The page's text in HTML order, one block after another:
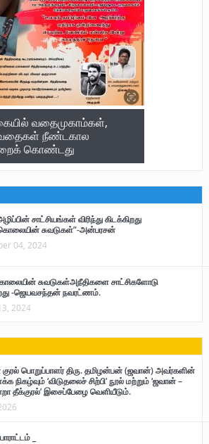
வதைமுகாம்கள்,
நீண்டகால
கொண்டது
சாட்சியங்கள் விரிந்து கிடக்கிறது
சுவடுகள்”-அன்பரசன்
04, 2024
சுவடுகள்அநீதிகளை சாட்சிகளோடு
-ஜெயவசந்தன் நவரட்ணம்.
2024
குரல் பொறுப்பாளர் திரு. தமிழன்பன் (ஜவான்) அவர்களின்
நிகழ்வும் ‘விடுதலைச் சிற்பி’ நூல் மற்றும் ‘ஜவான் –
தீக்குரல்’ இசைப்பேழை வெளியீடும்.
_